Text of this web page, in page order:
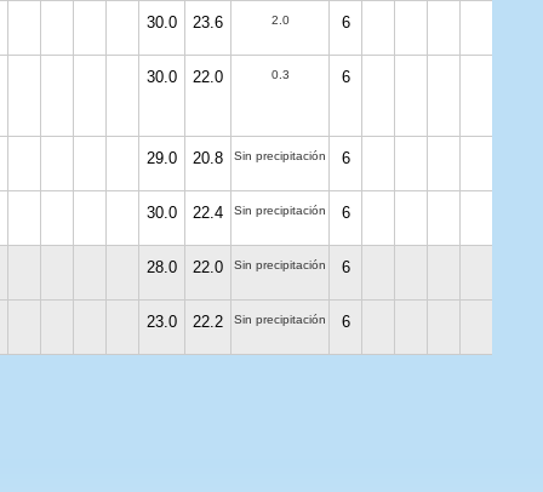
30.0 23.6 2.0 6
30.0 22.0 0.3 6
29.0 20.8 Sin precipitación 6
30.0 22.4 Sin precipitación 6
28.0 22.0 Sin precipitación 6
23.0 22.2 Sin precipitación 6